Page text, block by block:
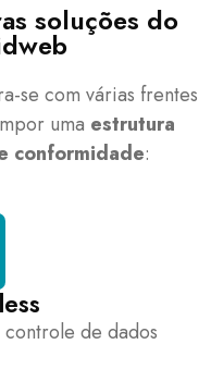
soluções do
se com várias frentes
uma estrutura
conformidade:
de dados